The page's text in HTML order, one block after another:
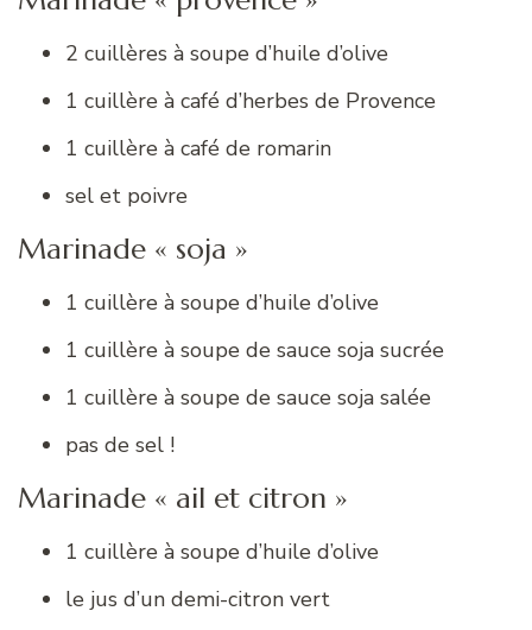
2 cuillères à soupe d’huile d’olive
1 cuillère à café d’herbes de Provence
1 cuillère à café de romarin
sel et poivre
Marinade « soja »
1 cuillère à soupe d’huile d’olive
1 cuillère à soupe de sauce soja sucrée
1 cuillère à soupe de sauce soja salée
pas de sel !
Marinade « ail et citron »
1 cuillère à soupe d’huile d’olive
le jus d’un demi-citron vert